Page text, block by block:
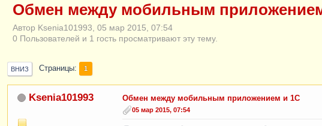
Обмен между мобильным
Автор Ksenia101993, 05 мар 2015, 07:54
0 Пользователей и 1 гость просматривают эту тему.
ВНИЗ Страницы 1
Ksenia101993 Обмен между мобильным приложением и 1С
05 мар 2015, 07:54